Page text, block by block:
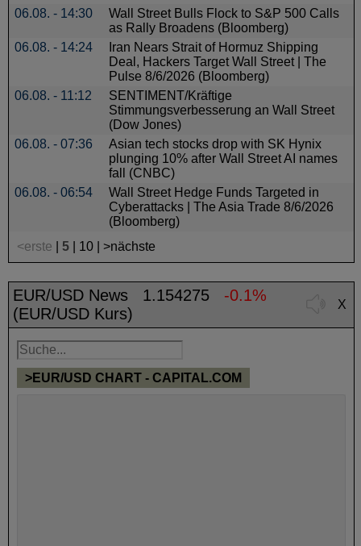
06.08. - 14:30
Wall Street Bulls Flock to S&P 500 Calls
as Rally Broadens (Bloomberg)
06.08. - 14:24
Iran Nears Strait of Hormuz Shipping
Deal, Hackers Target Wall Street | The
Pulse 8/6/2026 (Bloomberg)
06.08. - 11:12
SENTIMENT/Kräftige
Stimmungsverbesserung an Wall Street
(Dow Jones)
06.08. - 07:36
Asian tech stocks drop with SK Hynix
plunging 10% after Wall Street AI names
fall (CNBC)
06.08. - 06:54
Wall Street Hedge Funds Targeted in
Cyberattacks | The Asia Trade 8/6/2026
(Bloomberg)
<erste
5 10 >nächste
EUR/USD News 1.154275 -0.1%
(EUR/USD Kurs)
X
>EUR/USD CHART - CAPITAL.COM